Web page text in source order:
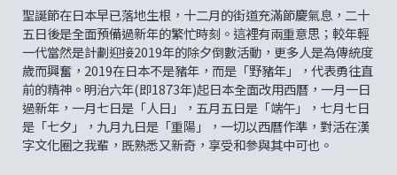
聖誕節在日本早已落地生根，十二月的街道充滿節慶氣息，二十
五日後是全面預備過新年的繁忙時刻。這裡有兩重意思；較年輕
一代當然是計劃迎接2019年的除夕倒數活動，更多人是為傳統度
歲而興奮，2019在日本不是豬年，而是「野豬年」，代表勇往直
前的精神。明治六年(即1873年)起日本全面改用西曆，一月一日
過新年，一月七日是「人日」，五月五日是「端午」，七月七日
是「七夕」，九月九日是「重陽」，一切以西曆作準，對活在漢
字文化圈之我輩，既熟悉又新奇，享受和參與其中可也。